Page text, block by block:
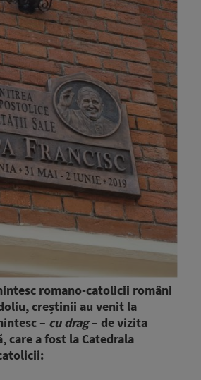
romano-catolicii români
creștinii au venit la
– cu drag– de vizita
care a fost la Catedrala